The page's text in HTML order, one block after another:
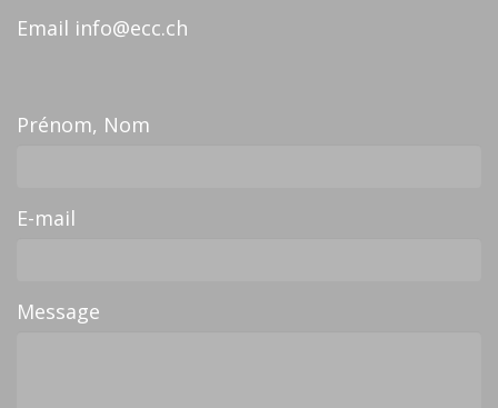
Email info@ecc.ch
Prénom, Nom
E-mail
Message